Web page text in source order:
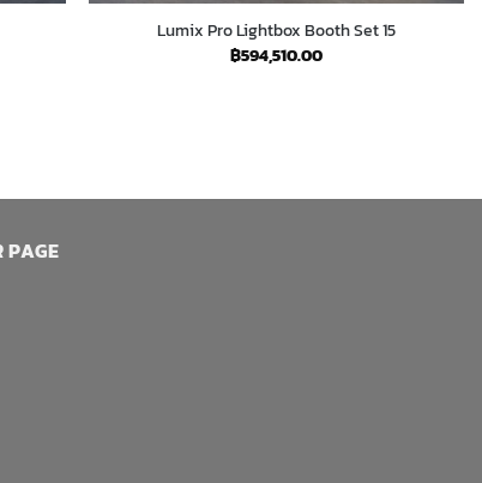
Lumix Pro Lightbox Booth Set 15
฿594,510.00
PAGE